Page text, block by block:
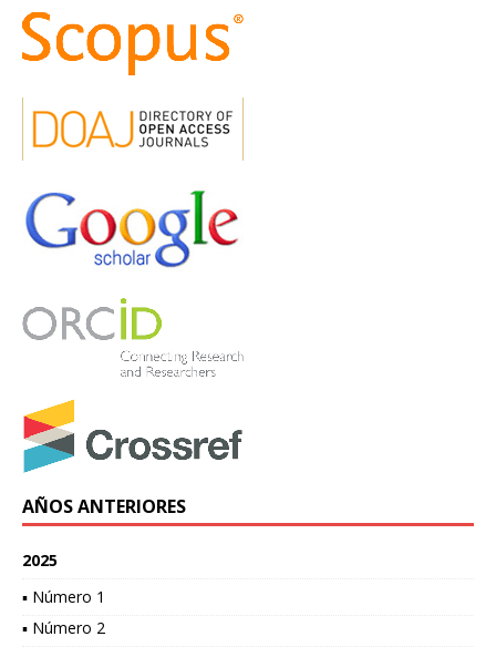
AÑOS ANTERIORES
2025
▪ Número 1
▪ Número 2